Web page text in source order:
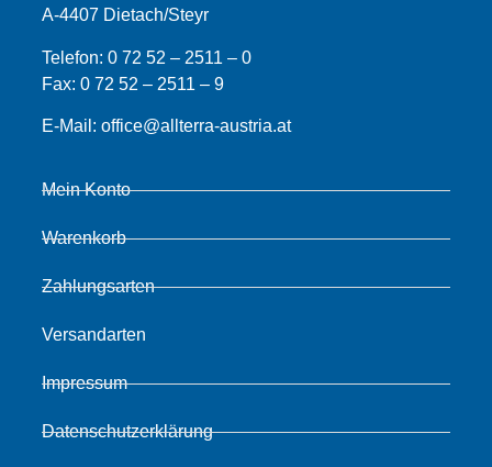
A-4407 Dietach/Steyr
Telefon:0 72 52 – 2511 – 0
Fax:0 72 52 – 2511 – 9
E-Mail:office@allterra-austria.at
Mein Konto
Warenkorb
Zahlungsarten
Versandarten
Impressum
Datenschutzerklärung